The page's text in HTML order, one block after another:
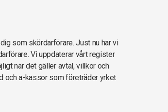
som skördarförare. Just nu har vi
Vi uppdaterar vårt register
när det gäller avtal, villkor och
och a-kassor som företräder yrket